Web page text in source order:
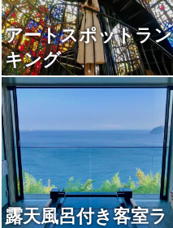
アートスポットラン
キング
露天風呂付き客室ラ